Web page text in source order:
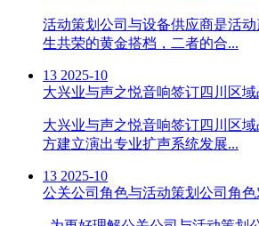
活动策划公司与设备供应商是活
生共荣的黄金搭档，二者的合...
13 2025-10
大兴业与声之悦音响签订四川区域
大兴业与声之悦音响签订四川区
方建立演出专业扩声系统发展...
13 2025-10
公关公司角色与活动策划公司角色